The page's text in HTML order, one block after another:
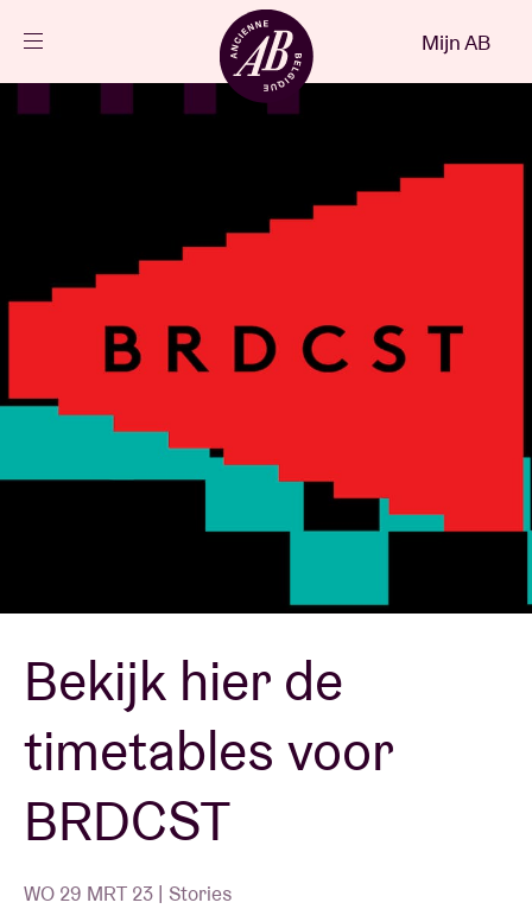
NL
Nieuws
Bezoekersinfo
AB ❤ you
Zaalhuur
BRDCST
ABtv
Concertcheque
Over AB
Mijn AB
Bekijk hier de
timetables voor
BRDCST
WO 29 MRT 23 | Stories